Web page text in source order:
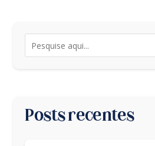
Posts recentes